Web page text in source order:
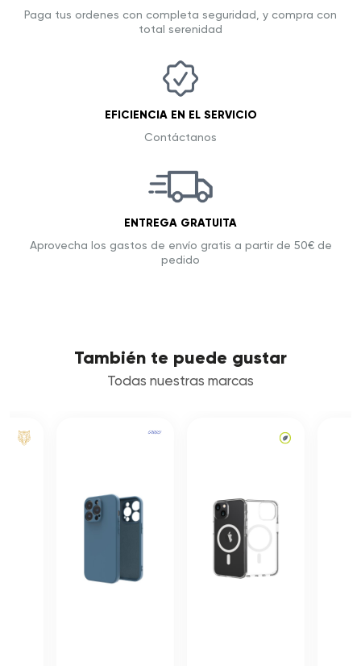
Paga tus ordenes con completa seguridad, y compra con
total serenidad
EFICIENCIA EN EL SERVICIO
Contáctanos
ENTREGA GRATUITA
Aprovecha los gastos de envío gratis a partir de 50€ de
pedido
También te puede gustar
Todas nuestras marcas